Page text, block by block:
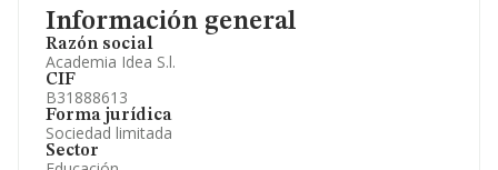
Información general
Razón social
Academia Idea S.l.
CIF
B31888613
Forma jurídica
Sociedad limitada
Sector
Información oficial y registral complementaria.